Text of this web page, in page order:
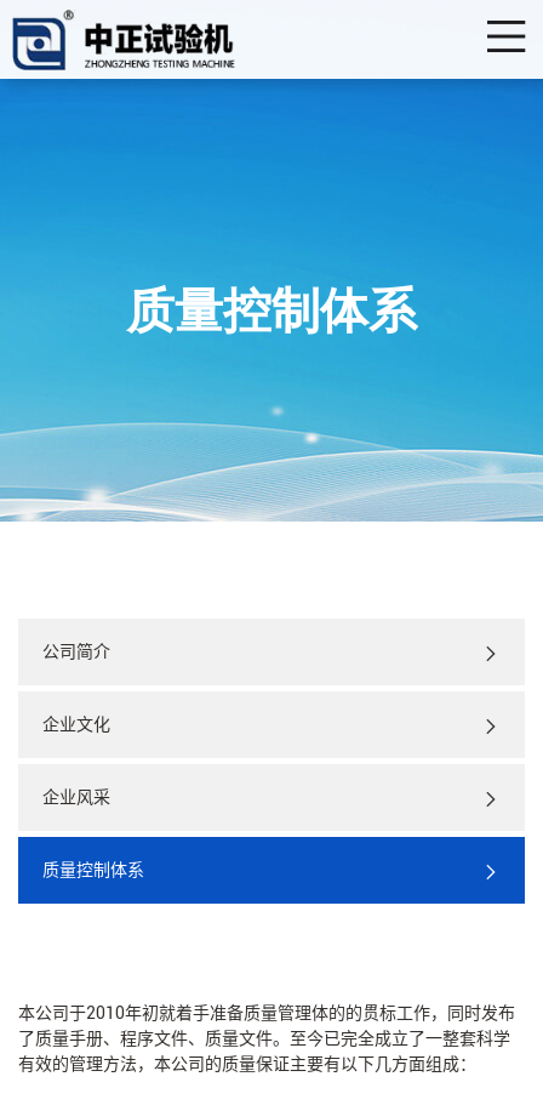
质量控制体系
公司简介
企业文化
企业风采
质量控制体系
本公司于2010年初就着手准备质量管理体的的贯标工作，同时发布
了质量手册、程序文件、质量文件。至今已完全成立了一整套科学
有效的管理方法，本公司的质量保证主要有以下几方面组成：